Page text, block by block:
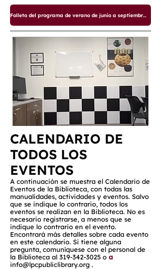
Folleto del programa de verano de junio a septiembre de 2025
CALENDARIO DE
TODOS LOS
EVENTOS
A continuación se muestra el Calendario de
Eventos de la Biblioteca, con todas las
manualidades, actividades y eventos. Salvo
que se indique lo contrario, todos los
eventos se realizan en la Biblioteca. No es
necesario registrarse, a menos que se
indique lo contrario en el evento.
Encontrará más detalles sobre cada evento
en este calendario. Si tiene alguna
pregunta, comuníquese con el personal de
la Biblioteca al 319-342-3025 o a
info@lpcpubliclibrary.org .